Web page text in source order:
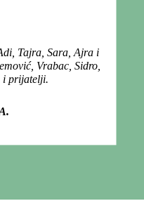
Tajra, Sara, Ajra i
Vrabac, Sidro,
i prijatelji.